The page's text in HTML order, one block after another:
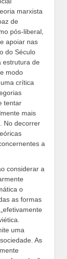
marxista
de
pós-liberal,
apoiar nas
do Século
estrutura de
modo
crítica
tentar
mais
No decorrer
a
considerar a
o
as formas
uma
As